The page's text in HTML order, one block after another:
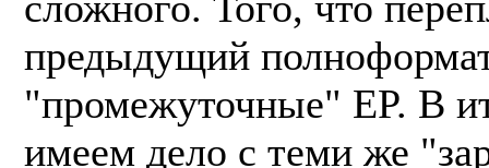
предыдущий
"промежуточные" EP. В
имеем дело с теми же